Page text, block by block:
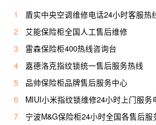
1
盾实中央空调维修电话24小时客服热
2
艾能保险柜全国人工售后维修
3
雷森保险柜400热线咨询台
4
嘉德洛克指纹锁统一售后服务热线
5
品帅保险柜品牌售后服务中心
6
MIUI小米指纹锁维修24小时上门服务
7
宁波M&G保险柜24小时全国各售后服